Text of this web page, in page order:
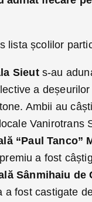
lista școlilor
Sieuts-au
a
Ambii au
Vanirotrans
“Paul Tanco”
a fost
Sânmihaiu de
a fost castigate